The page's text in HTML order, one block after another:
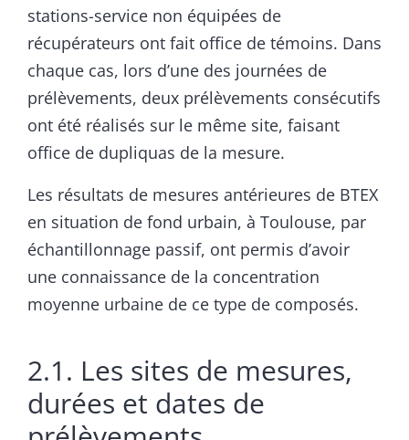
stations-service non équipées de
récupérateurs ont fait office de témoins. Dans
chaque cas, lors d’une des journées de
prélèvements, deux prélèvements consécutifs
ont été réalisés sur le même site, faisant
office de dupliquas de la mesure.
Les résultats de mesures antérieures de BTEX
en situation de fond urbain, à Toulouse, par
échantillonnage passif, ont permis d’avoir
une connaissance de la concentration
moyenne urbaine de ce type de composés.
2.1. Les sites de mesures,
durées et dates de